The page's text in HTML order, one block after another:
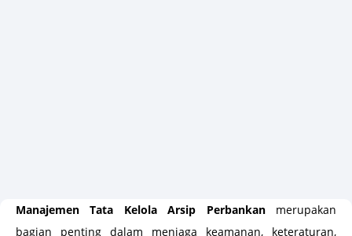
Manajemen Tata Kelola Arsip Perbankanmerupakan
bagian penting dalam menjaga keamanan, keteraturan,